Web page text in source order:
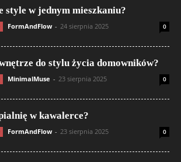
style w jednym mieszkaniu?
FormAndFlow - 24 sierpnia 2025 0
do stylu życia domowników?
MinimalMuse - 23 sierpnia 2025 0
w kawalerce?
FormAndFlow - 23 sierpnia 2025 0